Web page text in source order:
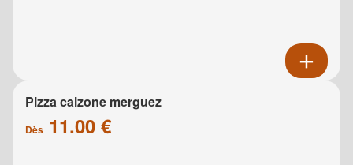
Pizza calzone merguez
Dès 11.00 €